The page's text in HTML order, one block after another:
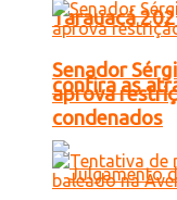
Tarauacá
confira as
Senador
aprova
condenados